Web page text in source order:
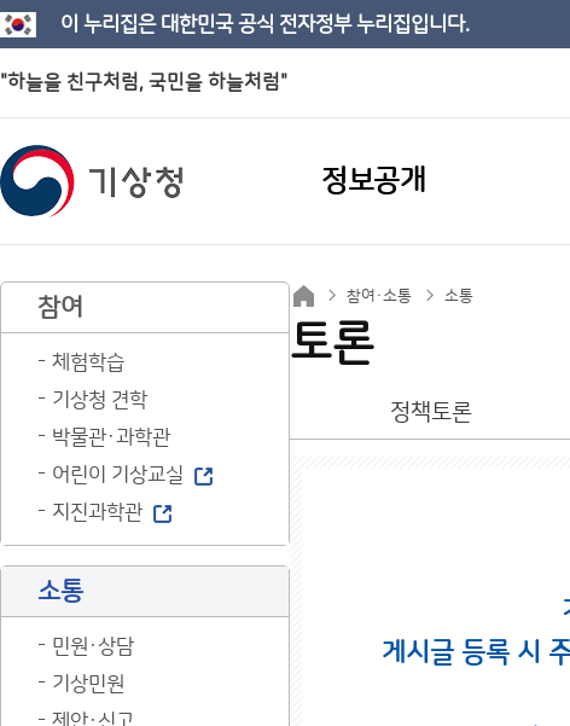
이 누리집은 대한민국 공식 전자정부 누리집입니다.
"하늘을 친구처럼, 국민을 하늘처럼"
정보공개
참여
체험학습
기상청 견학
박물관·과학관
어린이 기상교실
지진과학관
소통
민원·상담
기상민원
제안·신고
참여·소통 소통
토론
정책토론
게시글 등록 시